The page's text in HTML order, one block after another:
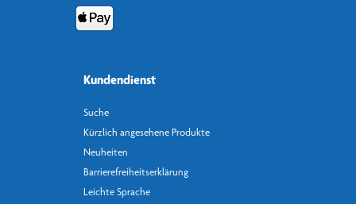
Kundendienst
Suche
Kürzlich angesehene Produkte
Neuheiten
Barrierefreiheitserklärung
Leichte Sprache